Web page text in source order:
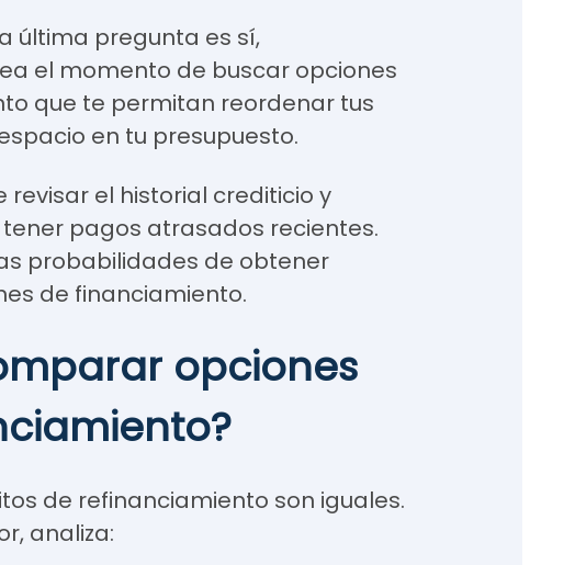
última pregunta es sí,
el momento de buscar opciones
que te permitan reordenar tus
en tu presupuesto.
revisar el historial crediticio y
pagos atrasados recientes.
probabilidades de obtener
de financiamiento.
opciones
de refinanciamiento son iguales.
analiza: